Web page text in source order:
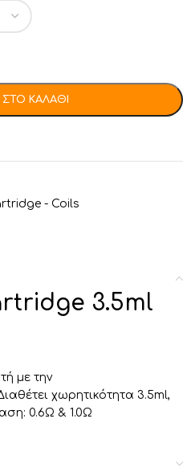
ΚΑΛΆΘΙ
- Coils
3.5ml
με την
χωρητικότητα 3.5ml,
0.6Ω & 1.0Ω